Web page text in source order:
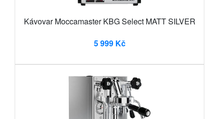
Kávovar Moccamaster KBG Select MATT SILVER
5 999 Kč